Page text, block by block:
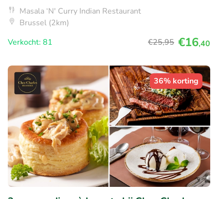
Masala ‘N' Curry Indian Restaurant
Brussel (2km)
Verkocht: 81
€25,95 €16,40
36% korting